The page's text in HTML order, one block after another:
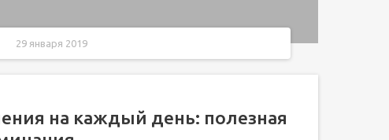
29 января 2019
начнете свободно говорить
на каждый день: полезная